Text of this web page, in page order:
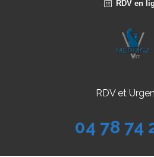
RDV en
RDV et
04 78 74